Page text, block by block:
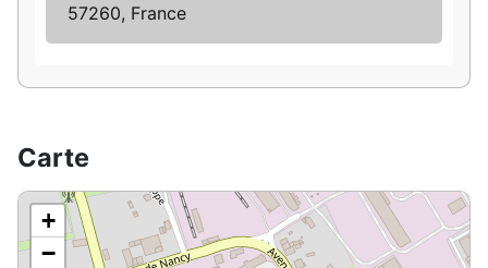
57260, France
Carte
+
−